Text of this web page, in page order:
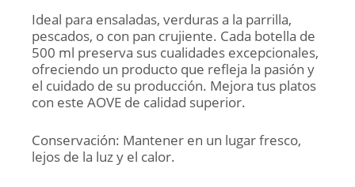
Ideal para ensaladas, verduras a la parrilla,
pescados, o con pan crujiente. Cada botella de
500 ml preserva sus cualidades excepcionales,
ofreciendo un producto que refleja la pasión y
el cuidado de su producción. Mejora tus platos
con este AOVE de calidad superior.
Conservación: Mantener en un lugar fresco,
lejos de la luz y el calor.